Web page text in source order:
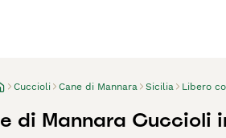
Cuccioli Cane di Mannara Sicilia Libero
di Mannara Cuccioli